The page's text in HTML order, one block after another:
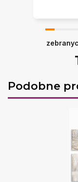
Podobne